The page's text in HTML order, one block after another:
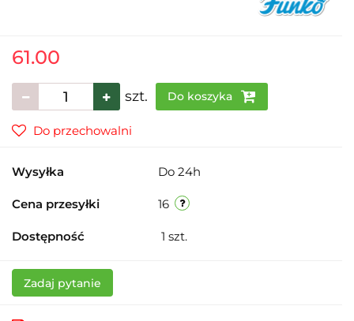
61.00
szt. Do koszyka
Do przechowalni
Wysyłka Do 24h
Cena przesyłki 16
Dostępność 1 szt.
Zadaj pytanie